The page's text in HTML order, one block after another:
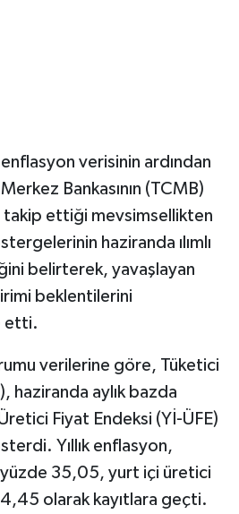
verisinin ardından
Bankasının (TCMB)
takip ettiği mevsimsellikten
haziranda ılımlı
belirterek, yavaşlayan
beklentilerini
etti.
verilerine göre, Tüketici
haziranda aylık bazda
Fiyat Endeksi (Yİ-ÜFE)
Yıllık enflasyon,
35,05, yurt içi üretici
olarak kayıtlara geçti.
Sahiplendirme